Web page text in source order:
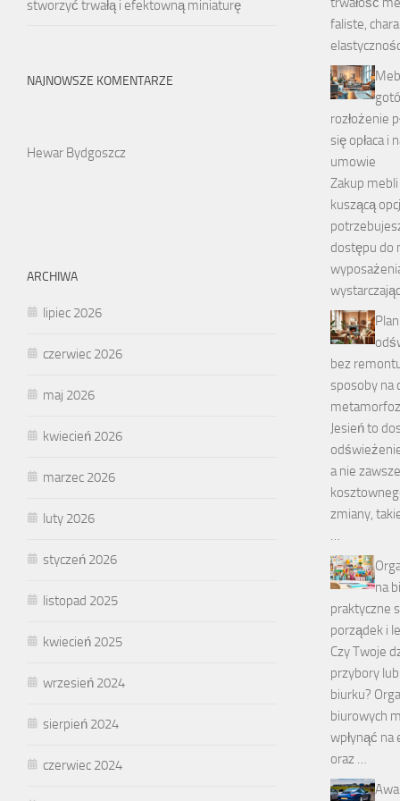
stworzyć trwałą i efektowną miniaturę
NAJNOWSZE KOMENTARZE
Hewar Bydgoszcz
ARCHIWA
lipiec 2026
czerwiec 2026
maj 2026
kwiecień 2026
marzec 2026
luty 2026
styczeń 2026
listopad 2025
kwiecień 2025
wrzesień 2024
sierpień 2024
czerwiec 2024
faliste,
rozłożenie
się opłaca i
umowie
Zakup
kuszącą
dostępu do
bez
sposoby na
Jesień to
a nie
zmiany,
…
na
praktyczne
porządek i
Czy Twoje
przybory lub
biurku?
biurowych
wpłynąć
oraz …